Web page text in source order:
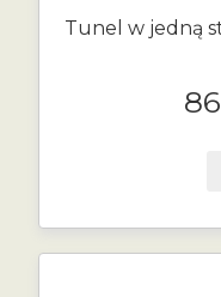
Tunel w jedną